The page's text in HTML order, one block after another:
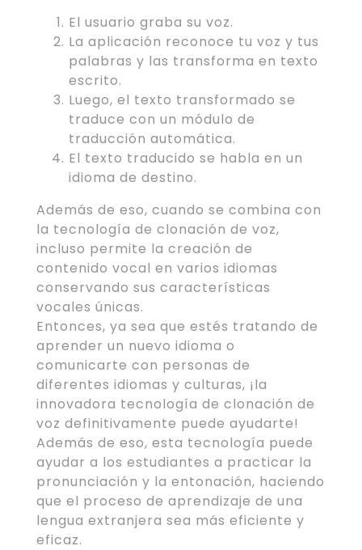
El usuario graba su voz.
La aplicación reconoce tu voz y tus
palabras y las transforma en texto
escrito.
Luego, el texto transformado se
traduce con un módulo de
traducción automática.
El texto traducido se habla en un
idioma de destino.
Además de eso, cuando se combina con
la tecnología de clonación de voz,
incluso permite la creación de
contenido vocal en varios idiomas
conservando sus características
vocales únicas.
Entonces, ya sea que estés tratando de
aprender un nuevo idioma o
comunicarte con personas de
diferentes idiomas y culturas, ¡la
innovadora tecnología de clonación de
voz definitivamente puede ayudarte!
Además de eso, esta tecnología puede
ayudar a los estudiantes a practicar la
pronunciación y la entonación, haciendo
que el proceso de aprendizaje de una
lengua extranjera sea más eficiente y
eficaz.